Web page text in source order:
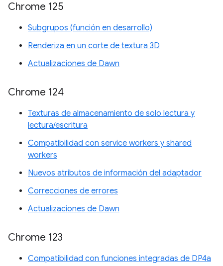
Chrome 125
Subgrupos (función en desarrollo)
Renderiza en un corte de textura 3D
Actualizaciones de Dawn
Chrome 124
Texturas de almacenamiento de solo lectura y
lectura/escritura
Compatibilidad con service workers y shared
workers
Nuevos atributos de información del adaptador
Correcciones de errores
Actualizaciones de Dawn
Chrome 123
Compatibilidad con funciones integradas de DP4a